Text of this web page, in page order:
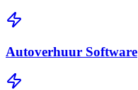
Autoverhuur Software